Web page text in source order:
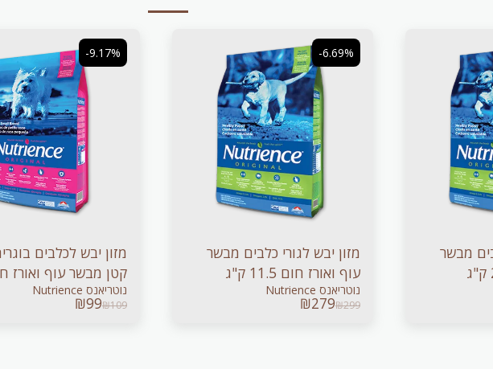
מבשר
-6.69%
מזון יבש לגורי כלבים מבשר
עוף ואורז חום 11.5 ק"ג
נוטריאנס Nutrience
₪299
₪279
-9.17%
מזון יבש לכלבים
ק"ג
נוטריאנס Nutrience
₪109
₪99